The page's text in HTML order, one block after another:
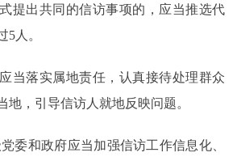
出共同的信访事项的，应当推选代
5人。
落实属地责任，认真接待处理群众
地，引导信访人就地反映问题。
和政府应当加强信访工作信息化、